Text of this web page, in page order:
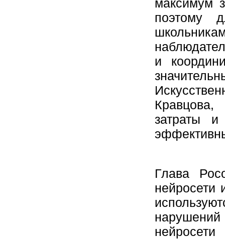
максимум
поэтому
и
затраты
Глава
нейросети